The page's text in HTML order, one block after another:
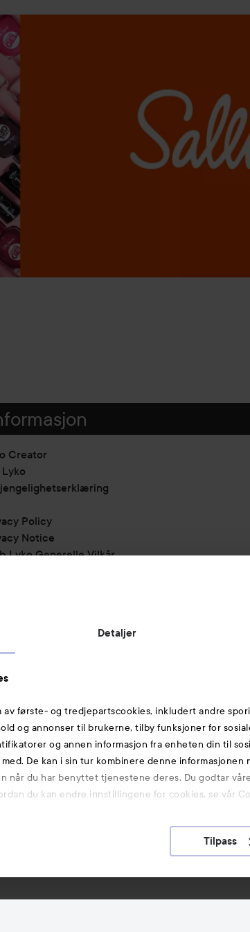
Detaljer
første- og tredjepartscookies, inkludert andre
og annonser til brukerne, tilby funksjoner for
og annen informasjon fra enheten din til
De kan i sin tur kombinere denne informasjonen
når du har benyttet tjenestene deres. Du godtar
du kan endre innstillingene for cookies, se vår
Tilpass
Creator
Lyko
Policy
Notice
Lyko Generelle Vilkår
Edwards Fragrances of the World
av interesse